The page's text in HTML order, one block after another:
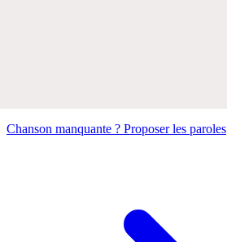
Chanson manquante ? Proposer les paroles